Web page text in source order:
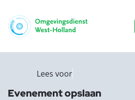
Lees voor
Evenement opslaan